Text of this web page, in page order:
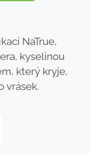
NaTrue,
kyselinou
který kryje,
vrásek.